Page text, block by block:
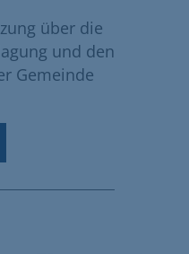
über die
und den
Gemeinde